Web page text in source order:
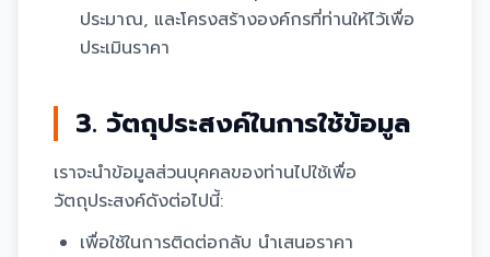
ประมาณ, และโครงสร้างองค์กรที่ท่านให้ไว้เพื่อ
ประเมินราคา
3. วัตถุประสงค์ในการใช้ข้อมูล
เราจะนำข้อมูลส่วนบุคคลของท่านไปใช้เพื่อ
วัตถุประสงค์ดังต่อไปนี้:
เพื่อใช้ในการติดต่อกลับ นำเสนอราคา